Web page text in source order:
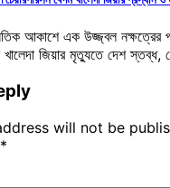
আকাশে এক উজ্জ্বল
খালেদা জিয়ার মৃত্যুতে দেশ
will not be
*